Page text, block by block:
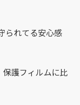
られてる安心感
護フィルムに比